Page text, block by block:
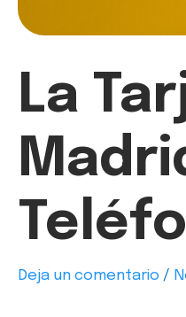
La
Deja un comentario /